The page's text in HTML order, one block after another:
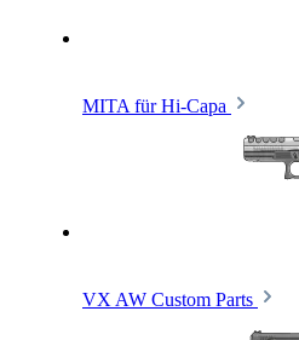
MITA für Hi-Capa
VX AW Custom Parts